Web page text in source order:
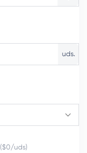
uds.
($0/uds)